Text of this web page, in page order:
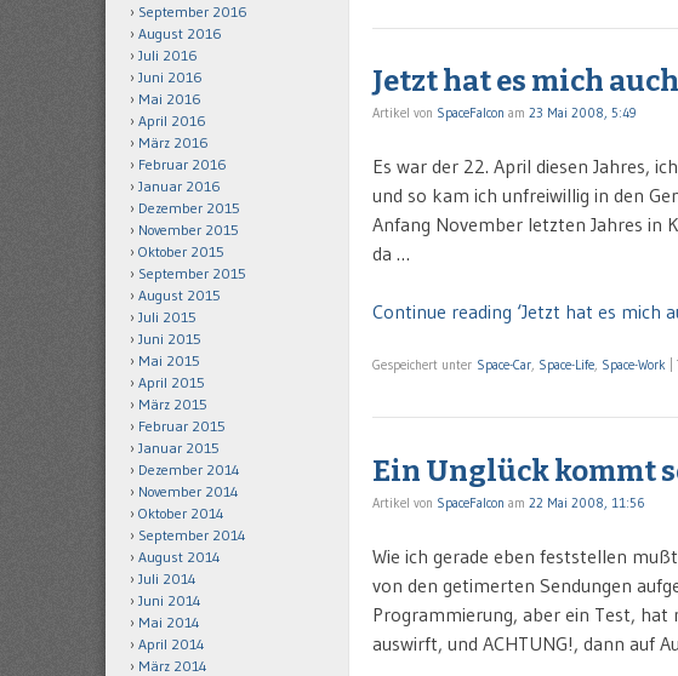
Jetzt hat es mich
Artikel von SpaceFalcon am 23 Mai 2008, 5:49
Es war der 22. April diesen Jahres,
und so kam ich unfreiwillig in den
Anfang November letzten Jahres in
da …
Continue reading ‘Jetzt hat es mich
Gespeichert unter Space-Car, Space-Life, Space-Work
Ein Unglück kommt
Artikel von SpaceFalcon am 22 Mai 2008, 11:56
Wie ich gerade eben feststellen
von den getimerten Sendungen
Programmierung, aber ein Test, hat
auswirft, und ACHTUNG!, dann auf
September 2016
August 2016
Juli 2016
Juni 2016
Mai 2016
April 2016
März 2016
Februar 2016
Januar 2016
Dezember 2015
November 2015
Oktober 2015
September 2015
August 2015
Juli 2015
Juni 2015
Mai 2015
April 2015
März 2015
Februar 2015
Januar 2015
Dezember 2014
November 2014
Oktober 2014
September 2014
August 2014
Juli 2014
Juni 2014
Mai 2014
April 2014
März 2014